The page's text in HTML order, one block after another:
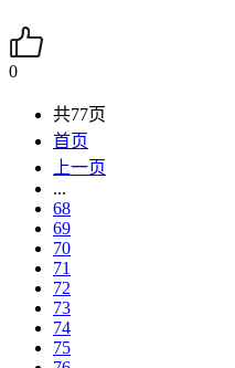
0
共77页
首页
上一页
...
68
69
70
71
72
73
74
75